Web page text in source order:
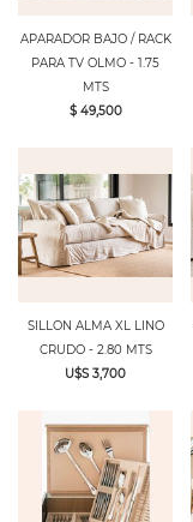
APARADOR BAJO / RACK
PARA TV OLMO - 1.75
MTS
$ 49,500
SILLON ALMA XL LINO
CRUDO - 2.80 MTS
U$S 3,700